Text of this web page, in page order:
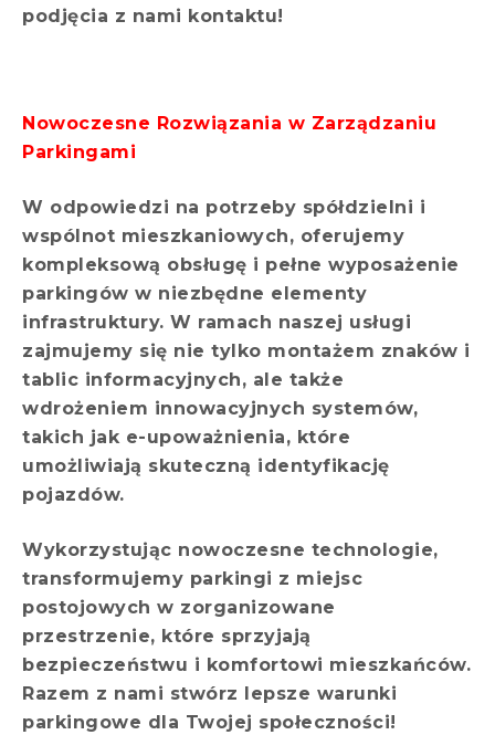
podjęcia z nami kontaktu!
Nowoczesne Rozwiązania w Zarządzaniu
Parkingami
W odpowiedzi na potrzeby spółdzielni i
wspólnot mieszkaniowych, oferujemy
kompleksową obsługę i pełne wyposażenie
parkingów w niezbędne elementy
infrastruktury. W ramach naszej usługi
zajmujemy się nie tylko montażem znaków i
tablic informacyjnych, ale także
wdrożeniem innowacyjnych systemów,
takich jak e-upoważnienia, które
umożliwiają skuteczną identyfikację
pojazdów.
Wykorzystując nowoczesne technologie,
transformujemy parkingi z miejsc
postojowych w zorganizowane
przestrzenie, które sprzyjają
bezpieczeństwu i komfortowi mieszkańców.
Razem z nami stwórz lepsze warunki
parkingowe dla Twojej społeczności!